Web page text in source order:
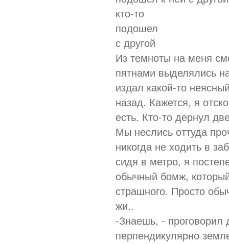
кто-то
подошел
с другой
Из темноты на меня
пятнами выделялись
издал какой-то
назад. Кажется, я
есть. Кто-то дернул
Мы неслись оттуда
никогда не ходить в
сидя в метро, я
обычный бомж,
страшного. Просто
жи..
-Знаешь, - проговорил
перпендикулярно